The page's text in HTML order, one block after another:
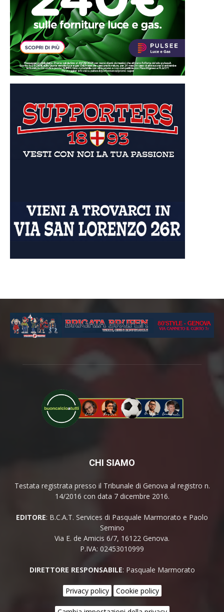
CHI SIAMO
Testata registrata presso il Tribunale di Genova al registro n.
14/2016 con data 7 dicembre 2016.
EDITORE: B.C.A.T. Services di Pasquale Marmorato e Paolo
Semino
Via E. de Amicis 6/7, 16122 Genova.
P.IVA: 02453010999
DIRETTORE RESPONSABILE: Pasquale Marmorato
Privacy policy Cookie policy